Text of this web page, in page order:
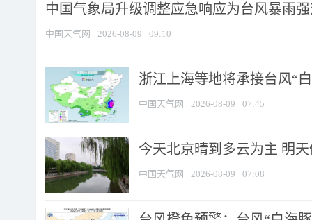
中国气象局升级调整应急响应为台风暴雨
中国天气网 2026-08-09 09:10
浙江上海等地将承接台风“
中国天气网 2026-08-09 07:45
今天北京晴到多云为主 明
中国天气网 2026-08-09 07:08